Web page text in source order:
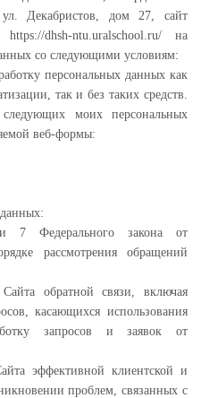
Декабристов, дом 27, сайт
https://dhsh-ntu.uralschool.ru/ на
со следующими условиям:
персональных данных как
так и без таких средств.
следующих моих персональных
веб-формы:
7 Федерального закона от
рассмотрения обращений
обратной связи, включая
касающихся использования
запросов и заявок от
эффективной клиентской и
проблем, связанных с